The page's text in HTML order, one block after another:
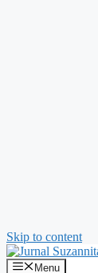
Skip to content
Menu